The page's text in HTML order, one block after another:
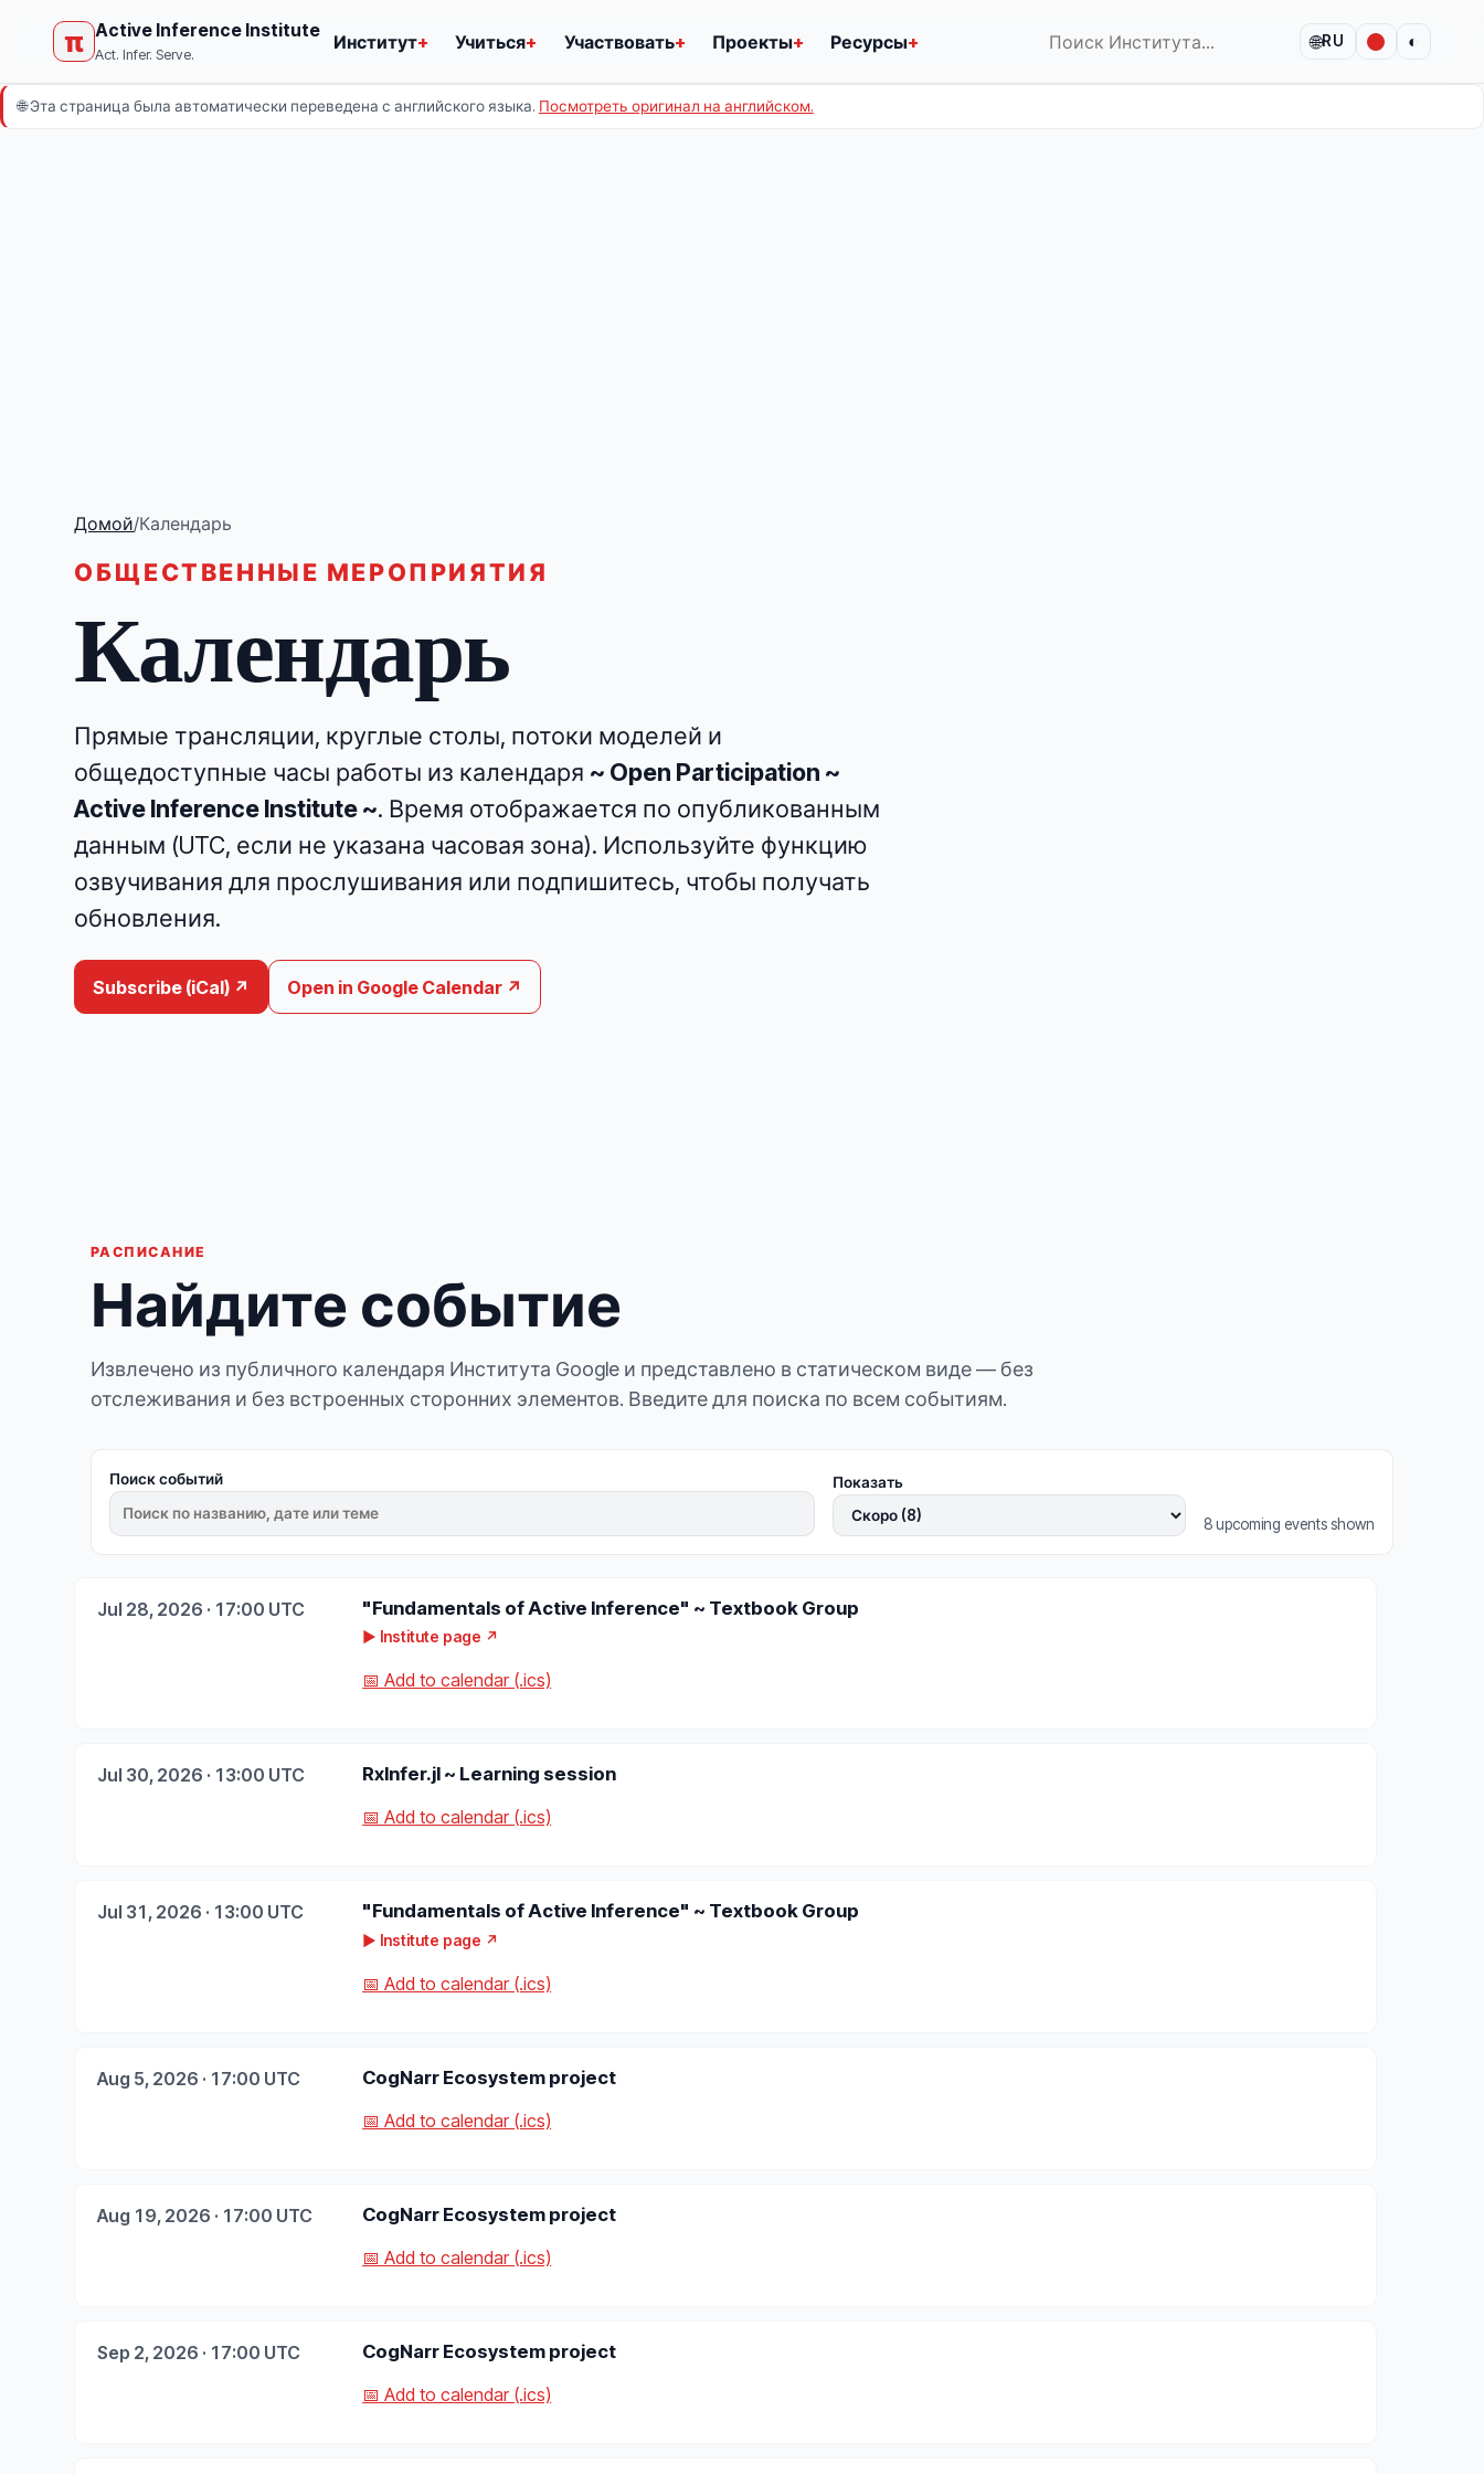
π Active Inference Institute
Act. Infer. Serve.
Институт+ Учиться+ Участвовать+ Проекты+ Ресурсы+ 🌐RU ◐
🌐Эта страница была автоматически переведена с английского языка. Посмотреть оригинал на английском.
Домой/Календарь
ОБЩЕСТВЕННЫЕ МЕРОПРИЯТИЯ
Календарь
Прямые трансляции, круглые столы, потоки моделей и
общедоступные часы работы из календаря ~ Open Participation ~
Active Inference Institute ~. Время отображается по опубликованным
данным (UTC, если не указана часовая зона). Используйте функцию
озвучивания для прослушивания или подпишитесь, чтобы получать
обновления.
Subscribe (iCal) ↗ Open in Google Calendar ↗
РАСПИСАНИЕ
Найдите событие
Извлечено из публичного календаря Института Google и представлено в статическом виде — без
отслеживания и без встроенных сторонних элементов. Введите для поиска по всем событиям.
Поиск событий Показать
8 upcoming events shown
Jul 28, 2026 · 17:00 UTC "Fundamentals of Active Inference" ~ Textbook Group
▶ Institute page ↗
📅 Add to calendar (.ics)
Jul 30, 2026 · 13:00 UTC
RxInfer.jl ~ Learning session
📅 Add to calendar (.ics)
Jul 31, 2026 · 13:00 UTC "Fundamentals of Active Inference" ~ Textbook Group
▶ Institute page ↗
📅 Add to calendar (.ics)
Aug 5, 2026 · 17:00 UTC
CogNarr Ecosystem project
📅 Add to calendar (.ics)
Aug 19, 2026 · 17:00 UTC
CogNarr Ecosystem project
📅 Add to calendar (.ics)
Sep 2, 2026 · 17:00 UTC
CogNarr Ecosystem project
📅 Add to calendar (.ics)